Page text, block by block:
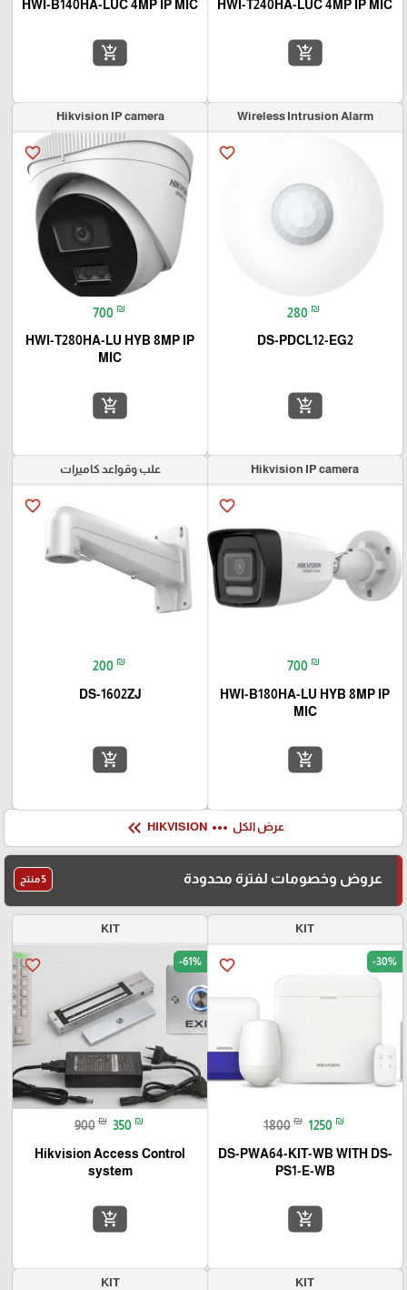
HWI-T240HA-LUC 4MP IP MIC
add_shopping_cart
HWI-B140HA-LUC 4MP IP MIC
add_shopping_cart
Wireless Intrusion Alarm
favorite_border
280 ₪
DS-PDCL12-EG2
add_shopping_cart
Hikvision IP camera
favorite_border
700 ₪
HWI-T280HA-LU HYB 8MP IP
MIC
add_shopping_cart
Hikvision IP camera
favorite_border
700 ₪
HWI-B180HA-LU HYB 8MP IP
MIC
add_shopping_cart
علب وقواعد كاميرات
favorite_border
200 ₪
DS-1602ZJ
add_shopping_cart
عرض الكل more_horiz
HIKVISION
keyboard_double_arrow_left
عروض وخصومات لفترة محدودة 5 منتج
KIT
favorite_border -30%
1800 ₪ 1250 ₪
DS-PWA64-KIT-WB WITH DS-
PS1-E-WB
add_shopping_cart
KIT
favorite_border -61%
900 ₪ 350 ₪
Hikvision Access Control
system
add_shopping_cart
KIT
KIT